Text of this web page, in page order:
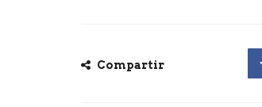
Compartir